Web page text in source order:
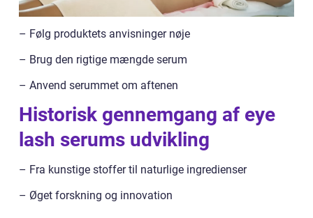
– Følg produktets anvisninger nøje
– Brug den rigtige mængde serum
– Anvend serummet om aftenen
Historisk gennemgang af eye
lash serums udvikling
– Fra kunstige stoffer til naturlige ingredienser
– Øget forskning og innovation